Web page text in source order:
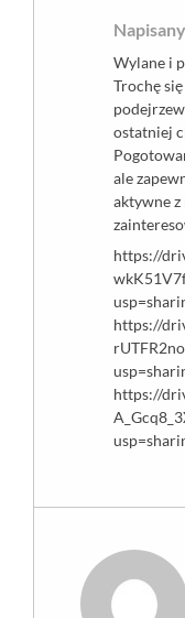
Wylane i
Trochę
ostatniej
ale
aktywne
https://
https://
https://